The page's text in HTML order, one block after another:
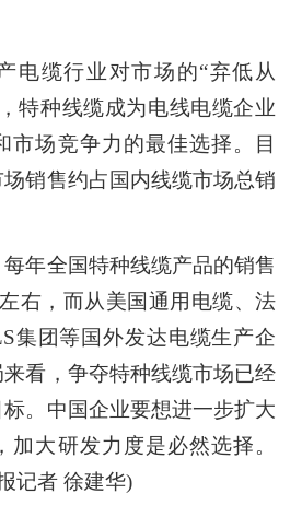
缆行业对市场的“弃低从
特种线缆成为电线电缆企业
市场竞争力的最佳选择。目
销售约占国内线缆市场总销
全国特种线缆产品的销售
右，而从美国通用电缆、法
集团等国外发达电缆生产企
看，争夺特种线缆市场已经
。中国企业要想进一步扩大
加大研发力度是必然选择。
记者 徐建华)